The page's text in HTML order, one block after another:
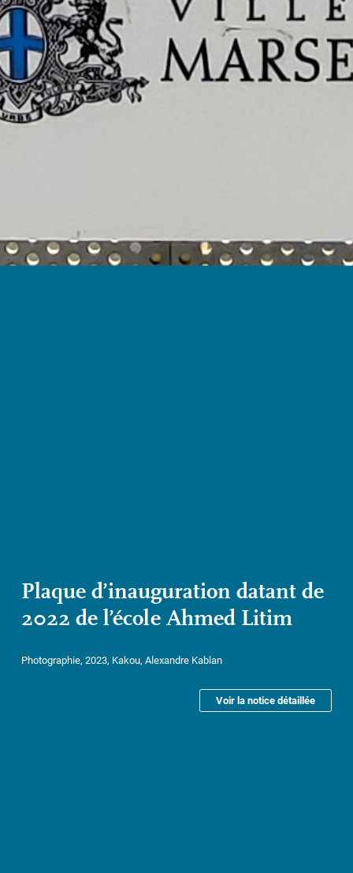
Plaque d’inauguration datant de
2022 de l’école Ahmed Litim
Photographie, 2023, Kakou, Alexandre Kablan
Voir la notice détaillée